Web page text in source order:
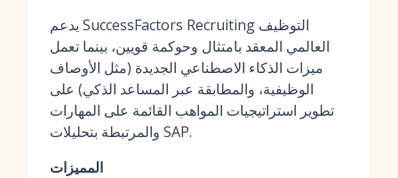
يدعم SuccessFactors Recruiting التوظيف
العالمي المعقد بامتثال وحوكمة قويين، بينما تعمل
ميزات الذكاء الاصطناعي الجديدة (مثل الأوصاف
الوظيفية، والمطابقة عبر المساعد الذكي) على
تطوير استراتيجيات المواهب القائمة على المهارات
والمرتبطة بتحليلات SAP.
المميزات